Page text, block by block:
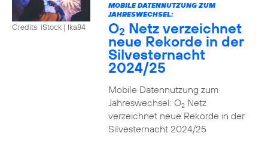
Credits: iStock | Ika84
MOBILE DATENNUTZUNG ZUM
JAHRESWECHSEL:
O2 Netz verzeichnet
neue Rekorde in der
Silvesternacht
2024/25
Mobile Datennutzung zum
Jahreswechsel: O2Netz
verzeichnet neue Rekorde in der
Silvesternacht 2024/25